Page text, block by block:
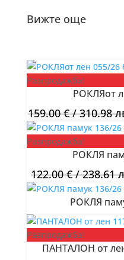
Вижте още
Разпродажба!
РОКЛЯот
159.00€/ 310.98
Разпродажба!
РОКЛЯ
122.00€/ 238.61
РОКЛЯ
Разпродажба!
ПАНТАЛОН от